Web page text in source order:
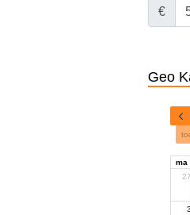
€
Geo
ma
27
3